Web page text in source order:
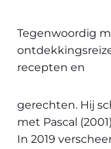
Tegenwoordig
recepten en
gerechten. Hij
met Pascal
In 2019